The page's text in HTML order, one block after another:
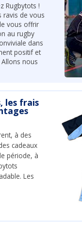
Rugbytots !
ravis de vous
vous offrir
au rugby
dans
positif et
nous
les frais
à des
cadeaux
période, à
Les